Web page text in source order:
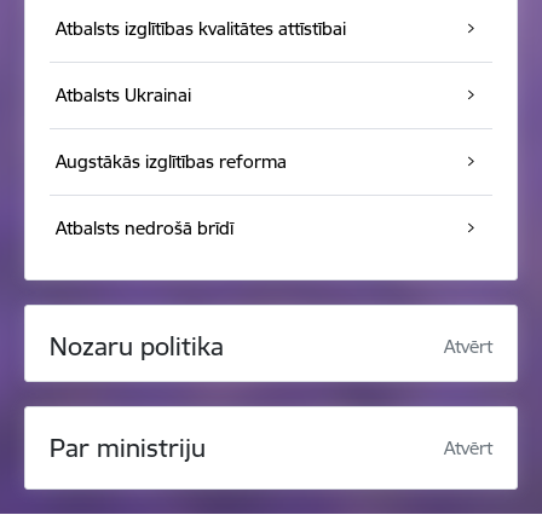
Atbalsts izglītības kvalitātes attīstībai
Atbalsts Ukrainai
Augstākās izglītības reforma
Atbalsts nedrošā brīdī
Nozaru politika Atvērt
Par ministriju Atvērt